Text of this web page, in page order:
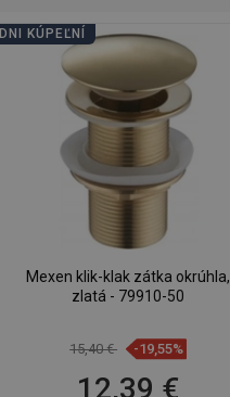
DNI KÚPEĽNÍ
Mexen klik-klak zátka okrúhla,
zlatá - 79910-50
15,40 € -19,55%
12,39 €